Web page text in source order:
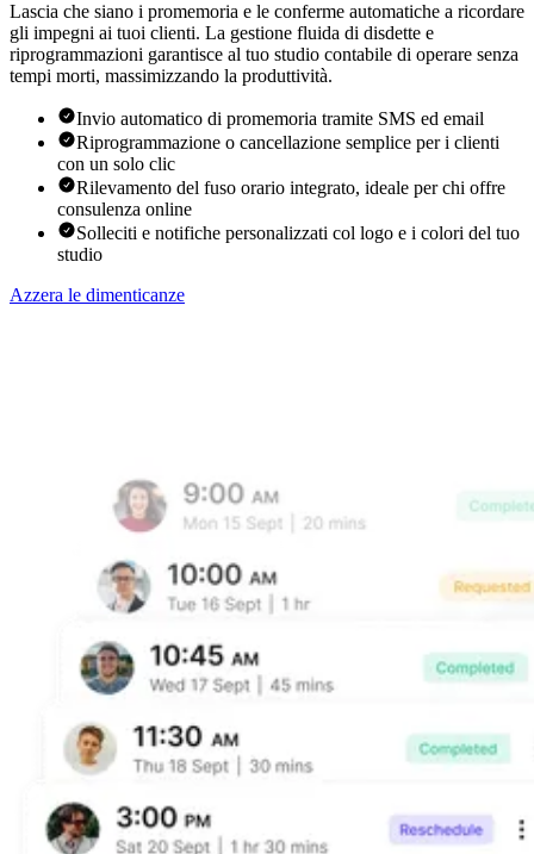
Lascia che siano i promemoria e le conferme automatiche a ricordare
gli impegni ai tuoi clienti. La gestione fluida di disdette e
riprogrammazioni garantisce al tuo studio contabile di operare senza
tempi morti, massimizzando la produttività.
Invio automatico di promemoria tramite SMS ed email
Riprogrammazione o cancellazione semplice per i clienti
con un solo clic
Rilevamento del fuso orario integrato, ideale per chi offre
consulenza online
Solleciti e notifiche personalizzati col logo e i colori del tuo
studio
Azzera le dimenticanze